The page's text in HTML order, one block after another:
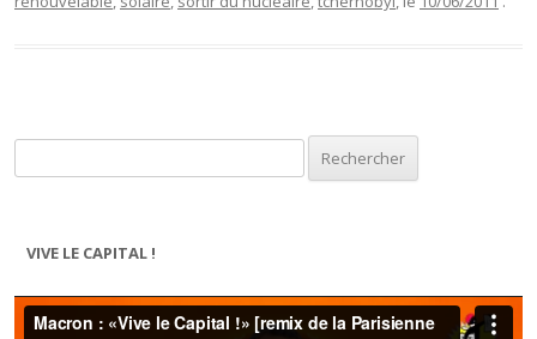
VIVE LE CAPITAL !
Lecteur
vidéo